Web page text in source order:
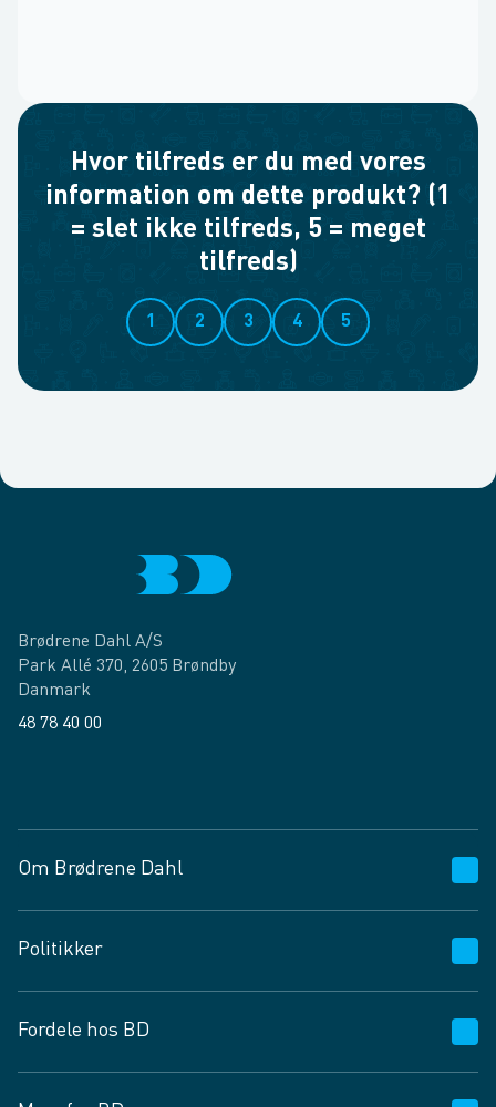
Hvor tilfreds er du med vores
information om dette produkt? (1
= slet ikke tilfreds, 5 = meget
tilfreds)
1 2 3 4 5
Brødrene Dahl A/S
Park Allé 370, 2605 Brøndby
Danmark
48 78 40 00
Om Brødrene Dahl
Vagttelefon 30 10 89 89
Spørgsmål og svar
Job og karriere
Fødevarekontrolrapport
Politikker
Privatlivspolitik
Cookies
Fordele hos BD